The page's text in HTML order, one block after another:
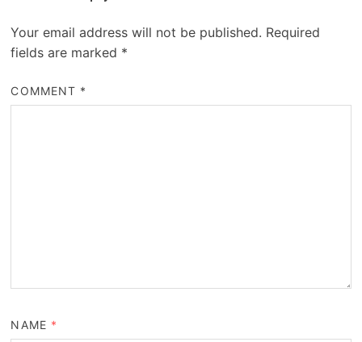
Your email address will not be published. Required
fields are marked *
COMMENT *
NAME *